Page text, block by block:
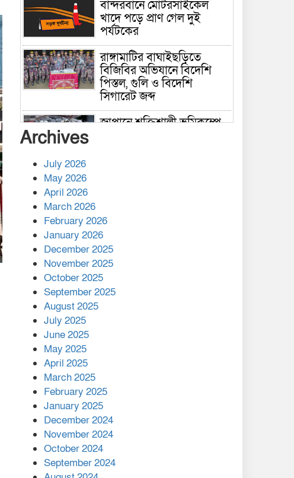
বান্দরবানে মোটরসাইকেল
খাদে পড়ে প্রাণ গেল দুই
পর্যটকের
রাঙ্গামাটির বাঘাইছড়িতে
বিজিবির অভিযানে বিদেশি
পিস্তল, গুলি ও বিদেশি
সিগারেট জব্দ
জাপানে শক্তিশালী ভূমিকম্পে
কাপ্তাই প্রেস ক্লাবের সভাপতি
মাহফুজ, সম্পাদক রিপন মারমা
নির্বাচিত
মালয়েশিয়ার প্রধানমন্ত্রীকে চিঠি
দেয়ার পর ফোন তারেক
রহমানের,গ্যাস সঙ্কট
মোকাবিলায় সহায়তার আশ্বাস
এক বিলিয়ন ডলার বিনিয়োগ
হবে আনোয়ারায়
বান্দরবানে বন্যায় ক্ষতিগ্রস্তদের
মাঝে সহায়তা দিলেন সাচিং প্রু
জেরী
Archives
July 2026
May 2026
April 2026
March 2026
February 2026
January 2026
December 2025
November 2025
October 2025
September 2025
August 2025
July 2025
June 2025
May 2025
April 2025
March 2025
February 2025
January 2025
December 2024
November 2024
October 2024
September 2024